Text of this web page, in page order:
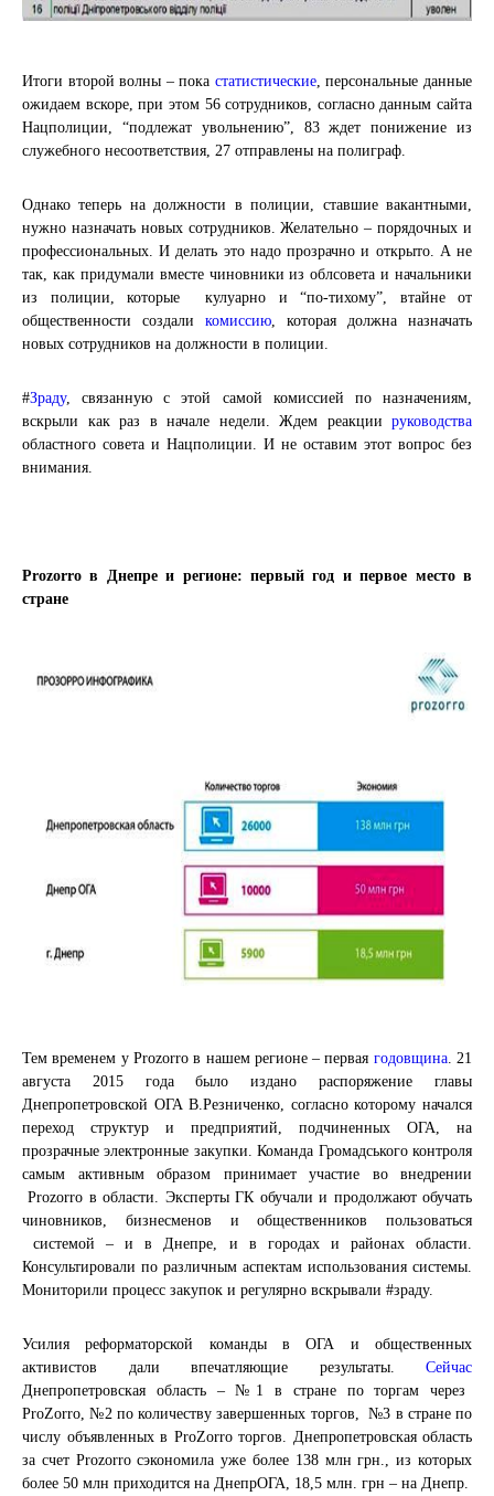
Итоги второй волны – пока статистические, персональные данные
ожидаем вскоре, при этом 56 сотрудников, согласно данным сайта
Нацполиции, “подлежат увольнению”, 83 ждет понижение из
служебного несоответствия, 27 отправлены на полиграф.
Однако теперь на должности в полиции, ставшие вакантными,
нужно назначать новых сотрудников. Желательно – порядочных и
профессиональных. И делать это надо прозрачно и открыто. А не
так, как придумали вместе чиновники из облсовета и начальники
из полиции, которые кулуарно и “по-тихому”, втайне от
общественности создали комиссию, которая должна назначать
новых сотрудников на должности в полиции.
#Зраду, связанную с этой самой комиссией по назначениям,
вскрыли как раз в начале недели. Ждем реакции руководства
областного совета и Нацполиции. И не оставим этот вопрос без
внимания.
Prozorro в Днепре и регионе: первый год и первое место в
стране
Тем временем у Prozorro в нашем регионе – первая годовщина. 21
августа 2015 года было издано распоряжение главы
Днепропетровской ОГА В.Резниченко, согласно которому начался
переход структур и предприятий, подчиненных ОГА, на
прозрачные электронные закупки. Команда Громадського контроля
самым активным образом принимает участие во внедрении
Prozorro в области. Эксперты ГК обучали и продолжают обучать
чиновников, бизнесменов и общественников пользоваться
системой – и в Днепре, и в городах и районах области.
Консультировали по различным аспектам использования системы.
Мониторили процесс закупок и регулярно вскрывали #зраду.
Усилия реформаторской команды в ОГА и общественных
активистов дали впечатляющие результаты. Сейчас
Днепропетровская область –№1 в стране по торгам через
ProZorro, №2 по количеству завершенных торгов, №3 в стране по
числу объявленных в ProZorro торгов. Днепропетровская область
за счет Prozorro сэкономила уже более 138 млн грн., из которых
более 50 млн приходится на ДнепрОГА, 18,5 млн. грн – на Днепр.